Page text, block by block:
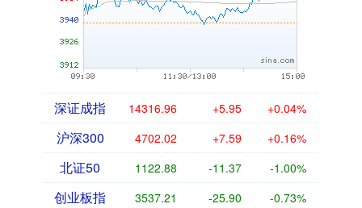
深证成指 14316.96 +5.95 +0.04%
沪深300 4702.02 +7.59 +0.16%
北证50 1122.88 -11.37 -1.00%
创业板指 3537.21 -25.90 -0.73%